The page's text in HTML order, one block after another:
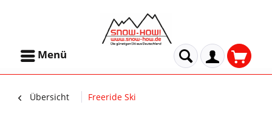
Menü
Übersicht Freeride Ski